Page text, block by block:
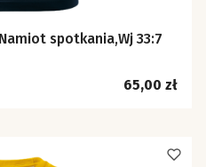
spotkania,Wj 33:7
Cena
65,00 zł